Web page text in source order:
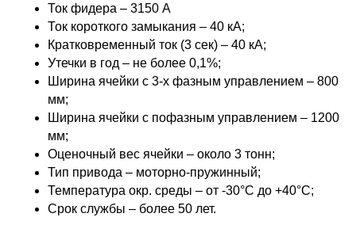
Ток фидера – 3150 A
Ток короткого замыкания – 40 кА;
Кратковременный ток (3 сек) – 40 кА;
Утечки в год – не более 0,1%;
Ширина ячейки с 3-х фазным управлением – 800
мм;
Ширина ячейки с пофазным управлением – 1200
мм;
Оценочный вес ячейки – около 3 тонн;
Тип привода – моторно-пружинный;
Температура окр. среды – от -30°C до +40°C;
Срок службы – более 50 лет.